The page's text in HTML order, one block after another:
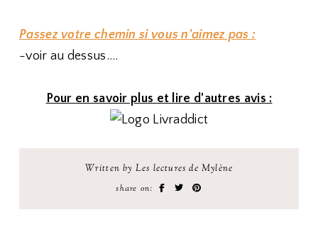
Passez votre chemin si vous n'aimez pas :
-voir au dessus....
Pour en savoir plus et lire d'autres avis :
Written by Les lectures de Mylène
share on: